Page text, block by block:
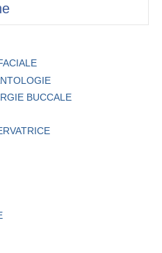
BUCCALE